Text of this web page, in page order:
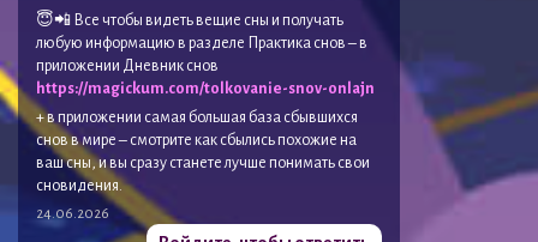
😇📲 Все чтобы видеть вещие сны и получать
любую информацию в разделе Практика снов – в
приложении Дневник снов
https://magickum.com/tolkovanie-snov-onlajn
+ в приложении самая большая база сбывшихся
снов в мире – смотрите как сбылись похожие на
ваш сны, и вы сразу станете лучше понимать свои
сновидения.
24.06.2026